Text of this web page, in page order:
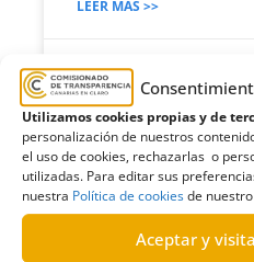
Utilizamos cookies propias y de
personalización de nuestros
el uso de cookies, rechazarlas o
utilizadas. Para editar sus
nuestra Política de cookiesde
Aceptar y
LEER MÁS >>
01/10/2024
R253/2024
Solicitud de
de Vilaflor relacionada
viviendas en La